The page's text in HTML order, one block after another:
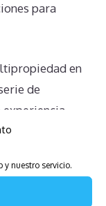
y nuestro servicio.
para
en
de
en un desafío
cuotas de
de
de la